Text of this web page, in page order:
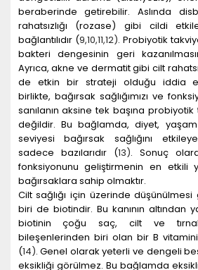
beraberinde getirebilir. Aslında
rahatsızlığı (rozase) gibi cildi
bağlantılıdır (9,10,11,12). Probiyotik
bakteri dengesinin geri
Ayrıca, akne ve dermatit gibi cilt
de etkin bir strateji olduğu iddia
birlikte, bağırsak sağlığımızı ve
sanılanın aksine tek başına
değildir. Bu bağlamda, diyet,
seviyesi bağırsak sağlığını
sadece bazılarıdır (13). Sonuç
fonksiyonunu geliştirmenin en etkili
bağırsaklara sahip olmaktır.
Cilt sağlığı için üzerinde
biri de biotindir. Bu kanının altından
biotinin çoğu saç, cilt ve
bileşenlerinden biri olan bir B
(14). Genel olarak yeterli ve dengeli
eksikliği görülmez. Bu bağlamda